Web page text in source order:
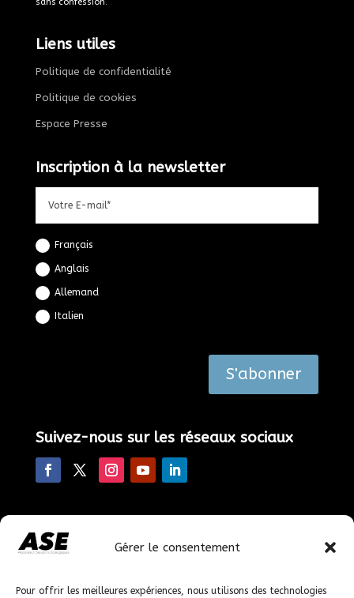
Gérer le consentement
Pour offrir les meilleures expériences, nous utilisons des technologies
Liens utiles
Politique de confidentialité
Politique de cookies
Espace Presse
Inscription à la newsletter
Français
Anglais
Allemand
Italien
S'abonner
Suivez-nous sur les réseaux sociaux
En faisant un don, vous nous permettez de poursuivre